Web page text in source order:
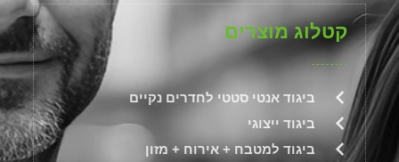
קטלוג מוצרים
ביגוד אנטי סטטי לחדרים נקיים
ביגוד ייצוגי
ביגוד למטבח + אירוח + מזון